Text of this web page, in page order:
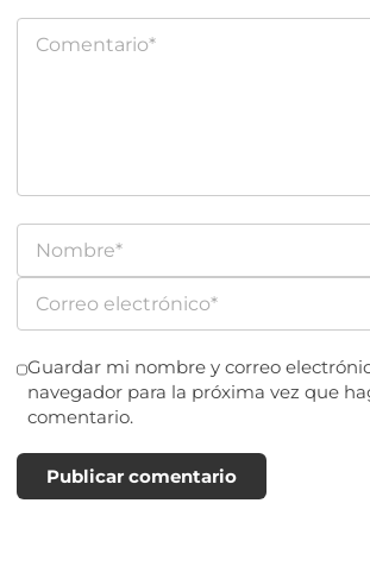
Guardar mi nombre y correo
navegador para la próxima vez que
comentario.
Publicar comentario